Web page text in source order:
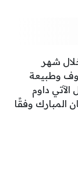
شهر
لظروف وطبيعة
داوم
المبارك وفقًا